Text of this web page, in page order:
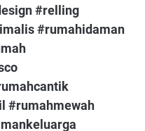
#relling⁠
#rumahidaman⁠
#rumahmewah⁠